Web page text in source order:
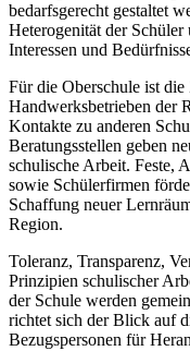
bedarfsgerecht gestaltet
Heterogenität der
Interessen und
Für die Oberschule ist
Handwerksbetrieben der
Kontakte zu anderen
Beratungsstellen geben
schulische Arbeit. Feste,
sowie Schülerfirmen
Schaffung neuer
Region.
Toleranz, Transparenz,
Prinzipien schulischer
der Schule werden
richtet sich der Blick auf
Bezugspersonen für